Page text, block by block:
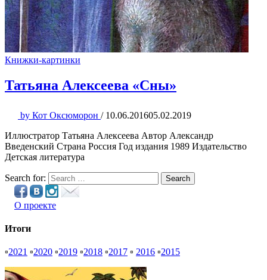
Книжки-картинки
Татьяна Алексеева «Сны»
by Кот Оксюморон / 10.06.201605.02.2019
Иллюстратор Татьяна Алексеева Автор Александр
Введенский Страна Россия Год издания 1989 Издательство
Детская литература
Search for: Search
О проекте
Итоги
▫2021 ▫2020 ▫2019 ▫2018 ▫2017 ▫ 2016 ▫2015